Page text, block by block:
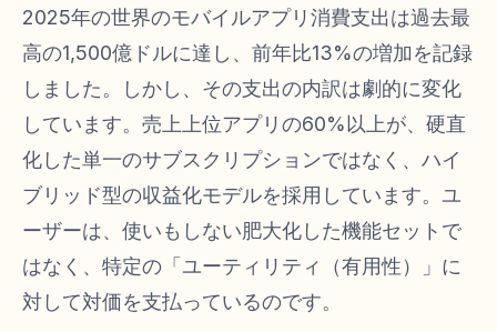
2025年の世界のモバイルアプリ消費支出は過去最
高の1,500億ドルに達し、前年比13%の増加を記録
しました。しかし、その支出の内訳は劇的に変化
しています。売上上位アプリの60%以上が、硬直
化した単一のサブスクリプションではなく、ハイ
ブリッド型の収益化モデルを採用しています。ユ
ーザーは、使いもしない肥大化した機能セットで
はなく、特定の「ユーティリティ（有用性）」に
対して対価を支払っているのです。